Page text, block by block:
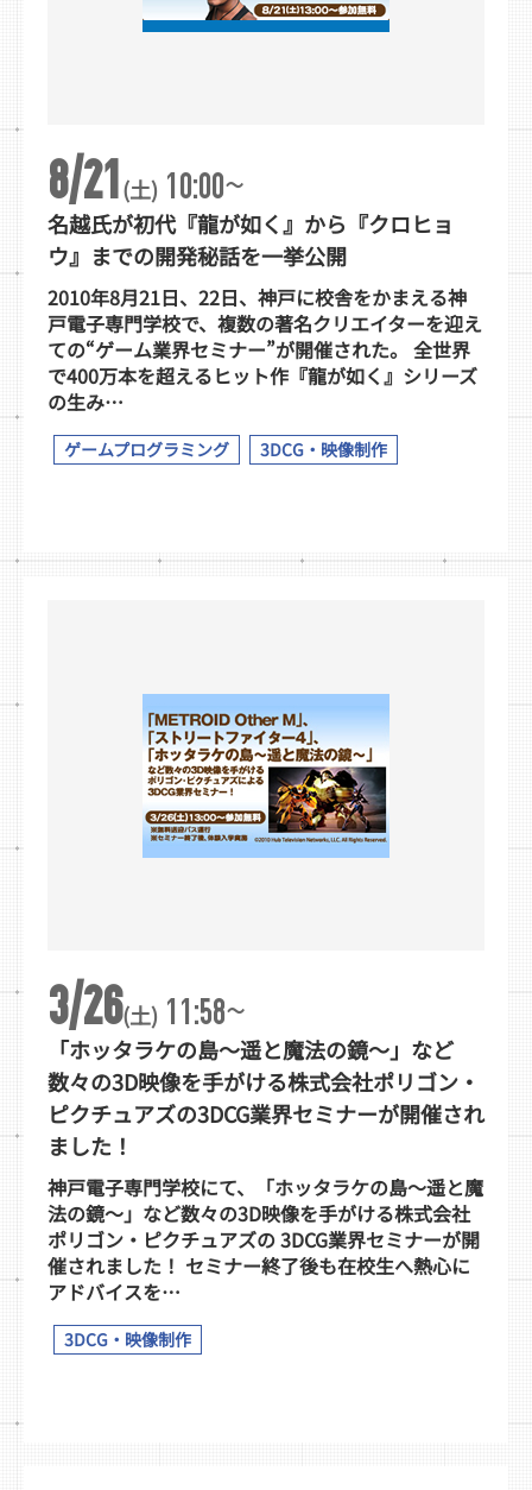
8/21 (土) 10:00~
名越氏が初代『龍が如く』から『クロヒョ
ウ』までの開発秘話を一挙公開
2010年8月21日、22日、神戸に校舎をかまえる神
戸電子専門学校で、複数の著名クリエイターを迎え
ての“ゲーム業界セミナー”が開催された。 全世界
で400万本を超えるヒット作『龍が如く』シリーズ
の生み…
ゲームプログラミング 3DCG・映像制作
3/26(土) 11:58~
「ホッタラケの島～遥と魔法の鏡～」など
数々の3D映像を手がける株式会社ポリゴン・
ピクチュアズの3DCG業界セミナーが開催され
ました！
神戸電子専門学校にて、「ホッタラケの島～遥と魔
法の鏡～」など数々の3D映像を手がける株式会社
ポリゴン・ピクチュアズの 3DCG業界セミナーが開
催されました！ セミナー終了後も在校生へ熱心に
アドバイスを…
3DCG・映像制作